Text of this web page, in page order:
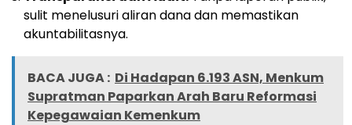
sulit menelusuri aliran dana dan memastikan
akuntabilitasnya.
BACA JUGA : Di Hadapan 6.193 ASN, Menkum
Supratman Paparkan Arah Baru Reformasi
Kepegawaian Kemenkum